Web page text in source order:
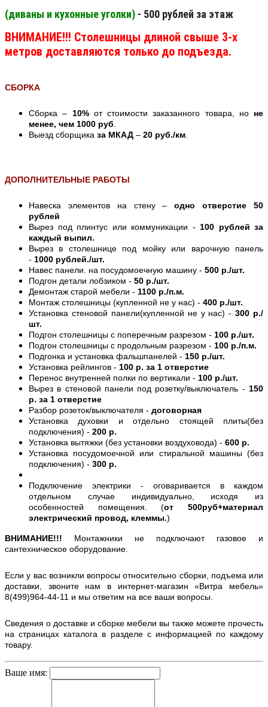
(диваны и кухонные уголки) - 500 рублей за этаж
ВНИМАНИЕ!!! Столешницы длиной свыше 3-х
метров доставляются только до подъезда.
СБОРКА
Сборка – 10%от стоимости заказанного товара, но не
менее, чем 1000 руб
Выезд сборщика за МКАД – 20 руб./км
ДОПОЛНИТЕЛЬНЫЕ РАБОТЫ
Навеска элементов на стену –одно отверстие 50
рублей
Вырез под плинтус или коммуникации - 100 рублей за
каждый выпил.
Вырез в столешнице под мойку или варочную панель
- 1000 рублей./шт.
Навес панели. на посудомоечную машину - 500 р./шт.
Подгон детали лобзиком - 50 р./шт.
Демонтаж старой мебели - 1100 р./п.м.
Монтаж столешницы (купленной не у нас) - 400 р./шт.
Установка стеновой панели(купленной не у нас) -300 р./
шт.
Подгон столешницы с поперечным разрезом - 100 р./шт.
Подгон столешницы с продольным разрезом - 100 р./п.м.
Подгонка и установка фальшпанелей - 150 р./шт.
Установка рейлингов - 100 р. за 1 отверстие
Перенос внутренней полки по вертикали - 100 р./шт.
Вырез в стеновой панели под розетку/выключатель - 150
р. за 1 отверстие
Разбор розеток/выключателя - договорная
Установка духовки и отдельно стоящей плиты(без
подключения) - 200 р.
Установка вытяжки (без установки воздуховода) - 600 р.
Установка посудомоечной или стиральной машины (без
подключения) - 300 р.
Подключение электрики - оговаривается в каждом
отдельном случае индивидуально, исходя из
особенностей помещения. (от 500руб+материал
электрический провод, клеммы.)
ВНИМАНИЕ!!! Монтажники не подключают газовое и
сантехническое оборудование.
Если у вас возникли вопросы относительно сборки, подъема или
доставки, звоните нам в интернет-магазин «Витра мебель»
8(499)964-44-11 и мы ответим на все ваши вопросы.
Сведения о доставке и сборке мебели вы также можете прочесть
на страницах каталога в разделе с информацией по каждому
товару.
Ваше имя: